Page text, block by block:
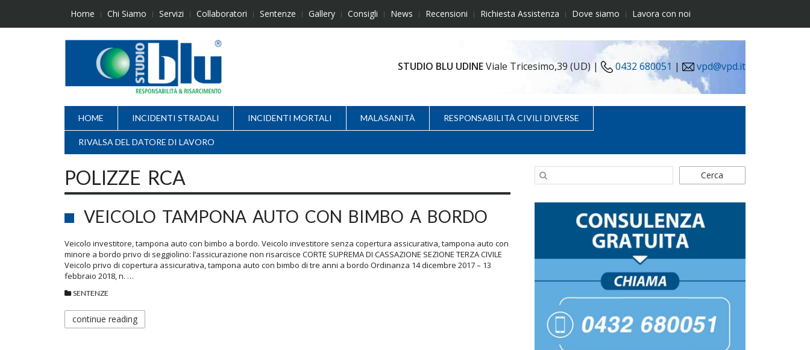
content
Home Chi Siamo Servizi Collaboratori Sentenze Gallery Consigli News Recensioni Richiesta Assistenza Dove siamo Lavora con noi
STUDIO BLU UDINEViale Tricesimo,39 (UD) | 0432 680051 | vpd@vpd.it
HOME INCIDENTI STRADALI INCIDENTI MORTALI MALASANITÀ RESPONSABILITÀ CIVILI DIVERSE
RIVALSA DEL DATORE DI LAVORO
POLIZZE RCA
VEICOLO TAMPONA AUTO CON BIMBO A BORDO
Veicolo investitore, tampona auto con bimbo a bordo. Veicolo investitore senza copertura assicurativa, tampona auto con
minore a bordo privo di seggiolino: l’assicurazione non risarcisce CORTE SUPREMA DI CASSAZIONE SEZIONE TERZA CIVILE
Veicolo privo di copertura assicurativa, tampona auto con bimbo di tre anni a bordo Ordinanza 14 dicembre 2017 – 13
febbraio 2018, n. …
SENTENZE
continue reading
Cerca